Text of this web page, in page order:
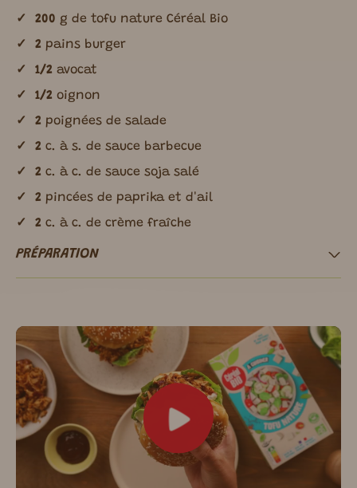
200 g de tofu nature Céréal Bio
2 pains burger
1/2 avocat
1/2 oignon
2 poignées de salade
2 c. à s. de sauce barbecue
2 c. à c. de sauce soja salé
2 pincées de paprika et d'ail
2 c. à c. de crème fraîche
PRÉPARATION